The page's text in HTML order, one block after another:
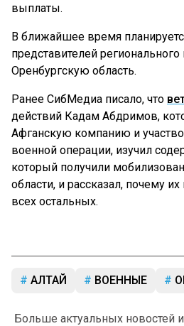
выплаты.
В ближайшее время
представителей регионального
Оренбургскую область.
Ранее СибМедиа писало, что
действий Кадам Абдримов,
Афганскую компанию и
военной операции, изучил
который получили
области, и рассказал, почему
всех остальных.
АЛТАЙ ВОЕННЫЕ
Больше актуальных новостей